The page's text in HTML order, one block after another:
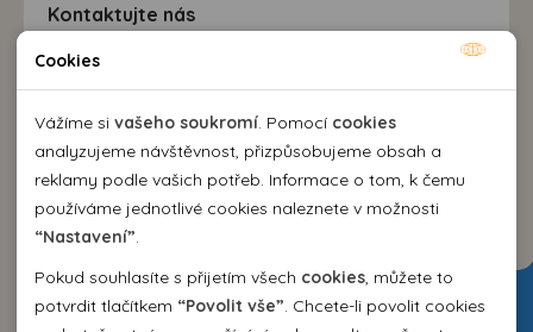
Kontaktujte nás
+420 542 214 343
emma@emma.cz
Dovolená 2026
Dovolená Španělsko 2026
Cookies
Vážíme si vašeho soukromí . Pomocí cookies
analyzujeme návštěvnost, přizpůsobujeme obsah a
reklamy podle vašich potřeb. Informace o tom, k čemu
používáme jednotlivé cookies naleznete v možnosti
“Nastavení”
Pokud souhlasíte s přijetím všech cookies , můžete to
potvrdit tlačítkem “Povolit vše” . Chcete-li povolit cookies
Nutné cookies pomáhají, aby byla webová stránka
použitelná tak, že umožní základní funkce jako navigace
stránky a přístup k zabezpečeným sekcím webové stránky.
Webová stránka nemůže správně fungovat bez těchto
cookies.
Analytické cookies